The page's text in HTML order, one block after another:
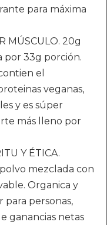
para máxima
MÚSCULO. 20g
33g porción.
el
veganas,
y es súper
más lleno por
Y ÉTICA.
mezclada con
Organica y
para personas,
ganancias netas